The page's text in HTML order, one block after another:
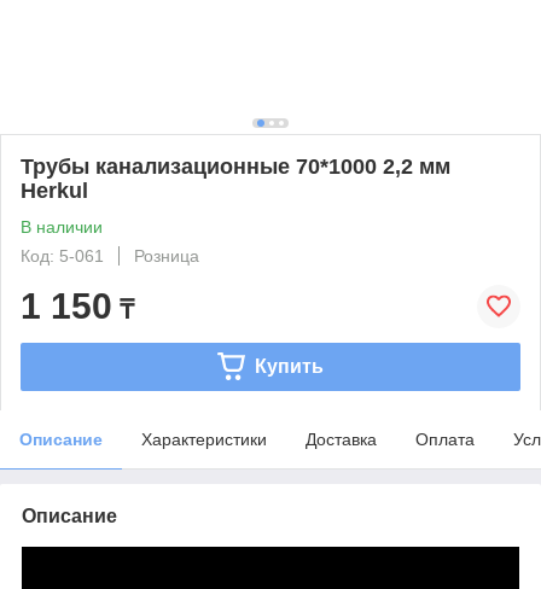
Трубы канализационные 70*1000 2,2 мм
Herkul
В наличии
Код: 5-061
Розница
1 150 ₸
Купить
Описание Характеристики Доставка Оплата
Описание